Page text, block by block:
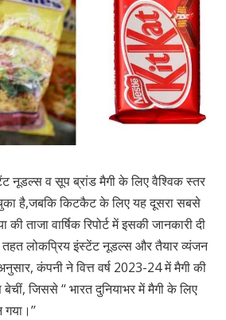
नूडल्स व सूप ब्रांड मैगी के लिए वैश्विक स्तर
है,जबकि किटकैट के लिए यह दूसरा सबसे
ताजा वार्षिक रिपोर्ट में इसकी जानकारी दी
लोकप्रिय इंस्टेंट नूडल्स और तैयार व्यंजन
कंपनी ने वित्त वर्ष 2023-24 में मैगी की
जिससे ‘‘ भारत दुनियाभर में मैगी के लिए